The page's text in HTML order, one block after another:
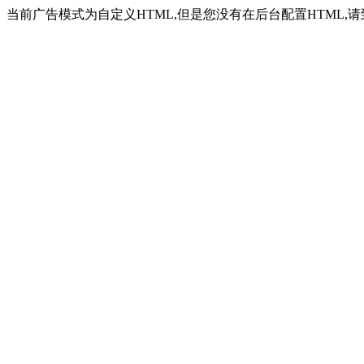
当前广告模式为自定义HTML,但是您没有在后台配置HTML,